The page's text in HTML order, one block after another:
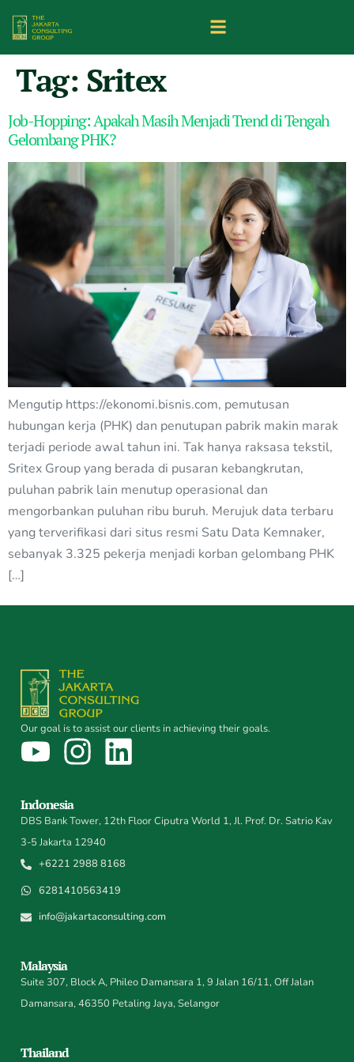
Tag: Sritex
Job-Hopping: Apakah Masih Menjadi Trend di Tengah
Gelombang PHK?
Mengutip https://ekonomi.bisnis.com, pemutusan
hubungan kerja (PHK) dan penutupan pabrik makin marak
terjadi periode awal tahun ini. Tak hanya raksasa tekstil,
Sritex Group yang berada di pusaran kebangkrutan,
puluhan pabrik lain menutup operasional dan
mengorbankan puluhan ribu buruh. Merujuk data terbaru
yang terverifikasi dari situs resmi Satu Data Kemnaker,
sebanyak 3.325 pekerja menjadi korban gelombang PHK
[…]
Our goal is to assist our clients in achieving their goals.
Indonesia
DBS Bank Tower, 12th Floor Ciputra World 1, Jl. Prof. Dr. Satrio Kav
3-5 Jakarta 12940
+6221 2988 8168
6281410563419
info@jakartaconsulting.com
Malaysia
Suite 307, Block A, Phileo Damansara 1, 9 Jalan 16/11, Off Jalan
Damansara, 46350 Petaling Jaya, Selangor
Thailand